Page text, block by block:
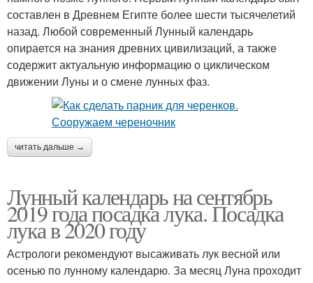
составлен в Древнем Египте более шести тысячелетий
назад. Любой современный Лунный календарь
опирается на знания древних цивилизаций, а также
содержит актуальную информацию о циклическом
движении Луны и о смене лунных фаз.
читать дальше →
Лунный календарь на сентябрь
2019 года посадка лука. Посадка
лука в 2020 году
Астрологи рекомендуют высаживать лук весной или
осенью по лунному календарю. За месяц Луна проходит